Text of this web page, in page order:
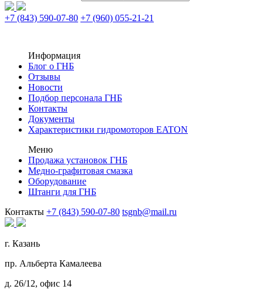
+7 (843) 590-07-80 +7 (960) 055-21-21
Информация
Блог о ГНБ
Отзывы
Новости
Подбор персонала ГНБ
Контакты
Документы
Характеристики гидромоторов EATON
Меню
Продажа установок ГНБ
Медно-графитовая смазка
Оборудование
Штанги для ГНБ
Контакты +7 (843) 590-07-80 tsgnb@mail.ru
г. Казань
пр. Альберта Камалеева
д. 26/12, офис 14